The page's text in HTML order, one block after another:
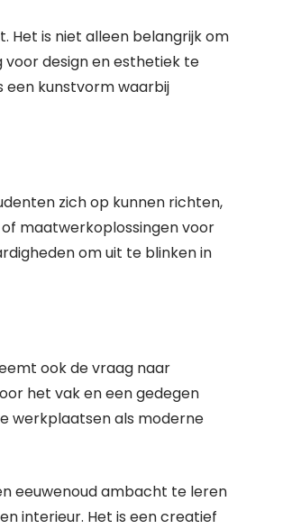
is niet alleen belangrijk om
design en esthetiek te
een kunstvorm waarbij
zich op kunnen richten,
maatwerkoplossingen voor
om uit te blinken in
ook de vraag naar
het vak en een gedegen
werkplaatsen als moderne
eeuwenoud ambacht te leren
interieur. Het is een creatief